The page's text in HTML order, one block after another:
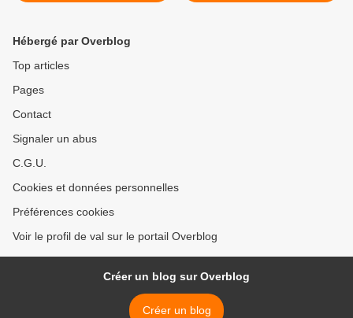
Hébergé par Overblog
Top articles
Pages
Contact
Signaler un abus
C.G.U.
Cookies et données personnelles
Préférences cookies
Voir le profil de val sur le portail Overblog
Créer un blog sur Overblog
Créer un blog